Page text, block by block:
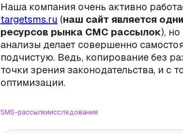
Наша компания очень активно
targetsms.ru (наш сайт является
ресурсов рынка СМС рассылок),
анализы делает совершенно
подчистую. Ведь, копирование без
точки зрения законодательства, и с
оптимизации.
SMS-рассылкиисследования